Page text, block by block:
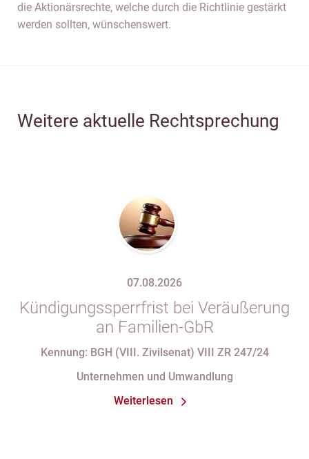
die Aktionärsrechte, welche durch die Richtlinie gestärkt
werden sollten, wünschenswert.
Weitere aktuelle Rechtsprechung
07.08.2026
Kündigungssperrfrist bei Veräußerung
an Familien-GbR
Kennung: BGH (VIII. Zivilsenat) VIII ZR 247/24
Unternehmen und Umwandlung
Weiterlesen